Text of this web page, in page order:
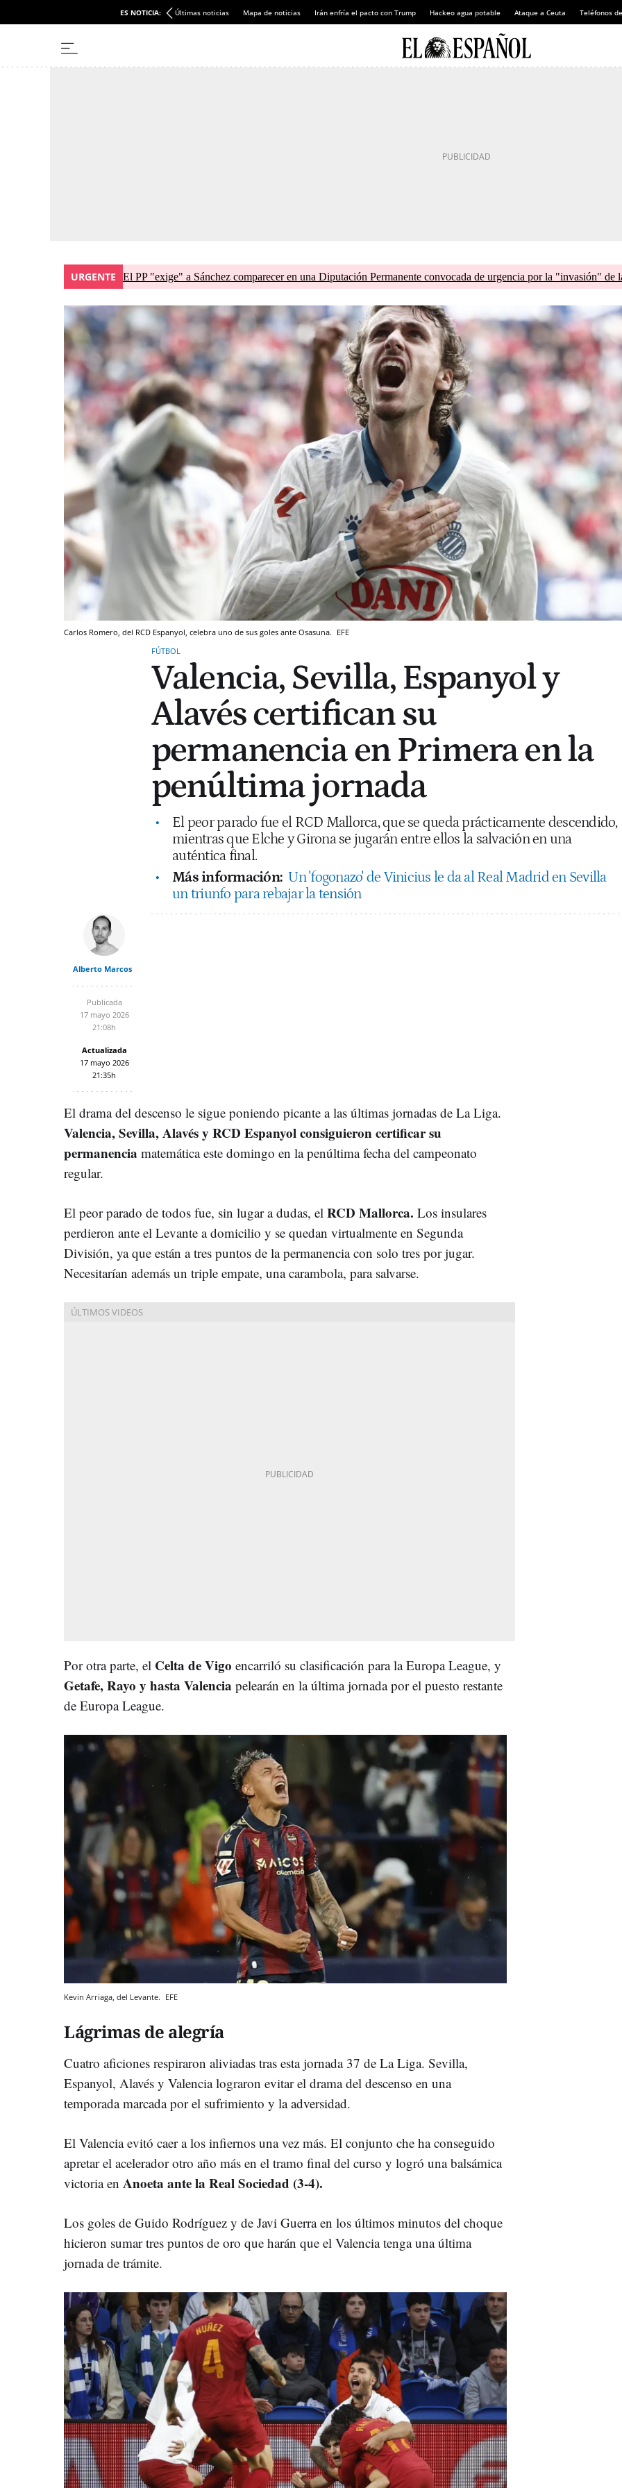
ES NOTICIA: Últimas noticias Mapa de noticias Irán enfría el pacto con Trump Hackeo agua potable Ataque a Ceuta Teléfonos
URGENTE El PP "exige" a Sánchez comparecer en una Diputación Permanente convocada de urgencia por la "invasión" de
Carlos Romero, del RCD Espanyol, celebra uno de sus goles ante Osasuna. EFE
FÚTBOL
Valencia, Sevilla, Espanyol y
Alavés certifican su
permanencia en Primera en la
penúltima jornada
El peor parado fue el RCD Mallorca, que se queda prácticamente descendido,
mientras que Elche y Girona se jugarán entre ellos la salvación en una
auténtica final.
Más información: Un 'fogonazo' de Vinicius le da al Real Madrid en Sevilla
un triunfo para rebajar la tensión
Alberto Marcos
Publicada
17 mayo 2026
21:08h
Actualizada
17 mayo 2026
21:35h
El drama del descenso le sigue poniendo picante a las últimas jornadas de La Liga.
Valencia, Sevilla, Alavés y RCD Espanyol consiguieron certificar su
permanencia matemática este domingo en la penúltima fecha del campeonato
regular.
El peor parado de todos fue, sin lugar a dudas, el RCD Mallorca. Los insulares
perdieron ante el Levante a domicilio y se quedan virtualmente en Segunda
División, ya que están a tres puntos de la permanencia con solo tres por jugar.
Necesitarían además un triple empate, una carambola, para salvarse.
Por otra parte, el Celta de Vigo encarriló su clasificación para la Europa League, y
Getafe, Rayo y hasta Valencia pelearán en la última jornada por el puesto restante
de Europa League.
Kevin Arriaga, del Levante. EFE
Lágrimas de alegría
Cuatro aficiones respiraron aliviadas tras esta jornada 37 de La Liga. Sevilla,
Espanyol, Alavés y Valencia lograron evitar el drama del descenso en una
temporada marcada por el sufrimiento y la adversidad.
El Valencia evitó caer a los infiernos una vez más. El conjunto che ha conseguido
apretar el acelerador otro año más en el tramo final del curso y logró una balsámica
victoria en Anoeta ante la Real Sociedad (3-4).
Los goles de Guido Rodríguez y de Javi Guerra en los últimos minutos del choque
hicieron sumar tres puntos de oro que harán que el Valencia tenga una última
jornada de trámite.